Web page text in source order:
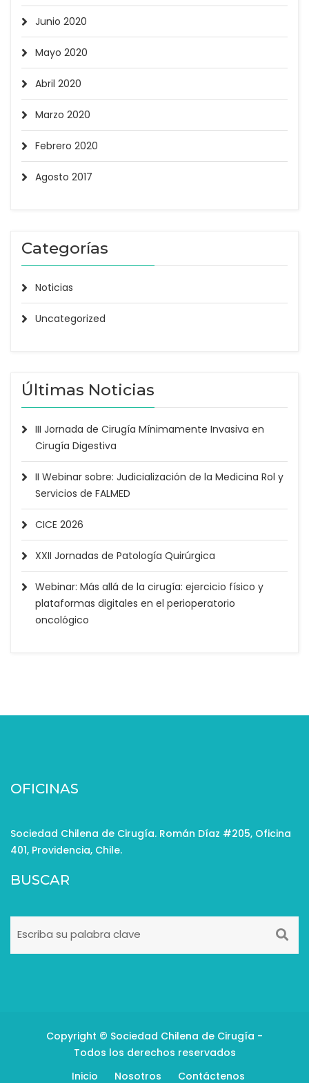
Junio 2020
Mayo 2020
Abril 2020
Marzo 2020
Febrero 2020
Agosto 2017
Categorías
Noticias
Uncategorized
Últimas Noticias
III Jornada de Cirugía Mínimamente Invasiva en
Cirugía Digestiva
II Webinar sobre: Judicialización de la Medicina Rol y
Servicios de FALMED
CICE 2026
XXII Jornadas de Patología Quirúrgica
Webinar: Más allá de la cirugía: ejercicio físico y
plataformas digitales en el perioperatorio
oncológico
OFICINAS
Sociedad Chilena de Cirugía. Román Díaz #205, Oficina
401, Providencia, Chile.
BUSCAR
Copyright © Sociedad Chilena de Cirugía -
Todos los derechos reservados
Inicio
Nosotros Contáctenos